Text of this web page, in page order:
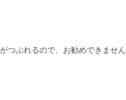
つぶれるので、お勧めできません